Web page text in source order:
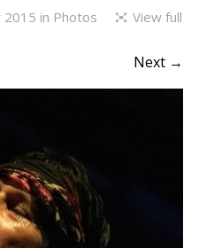
2015 in Photos
View full
Next →